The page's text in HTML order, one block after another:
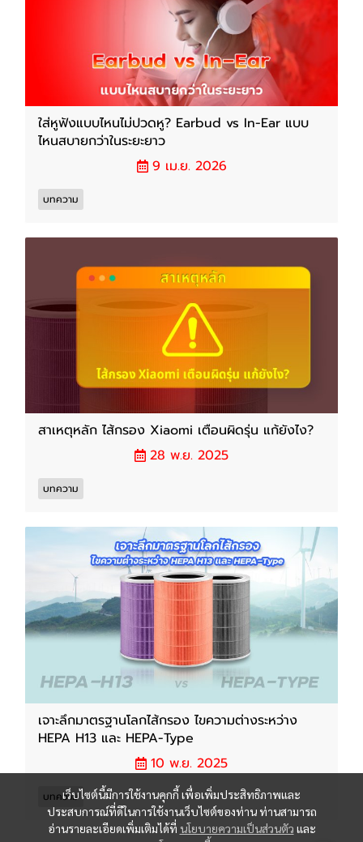
ใส่หูฟังแบบไหนไม่ปวดหู? Earbud vs In-Ear แบบ
ไหนสบายกว่าในระยะยาว
9 เม.ย. 2026
บทความ
สาเหตุหลัก ไส้กรอง Xiaomi เตือนผิดรุ่น แก้ยังไง?
28 พ.ย. 2025
บทความ
เจาะลึกมาตรฐานโลกไส้กรอง ไขความต่างระหว่าง
HEPA H13 และ HEPA-Type
10 พ.ย. 2025
บทความเว็บไซต์นี้มีการใช้งานคุกกี้ เพื่อเพิ่มประสิทธิภาพและ
ประสบการณ์ที่ดีในการใช้งานเว็บไซต์ของท่าน ท่านสามารถ
อ่านรายละเอียดเพิ่มเติมได้ที่ นโยบายความเป็นส่วนตัว และ